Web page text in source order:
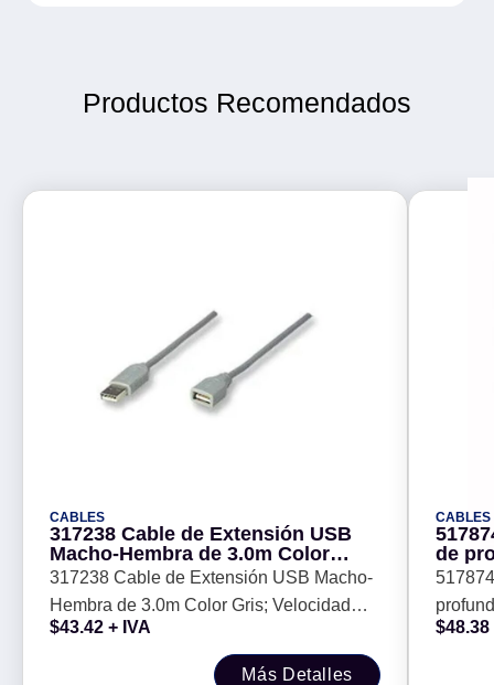
Productos Recomendados
CABLES
317238 Cable de Extensión USB
Macho-Hembra de 3.0m Color
Gris; Velocidad máxima de hasta
12 Mbps. -
317238 Cable de Extensión USB Macho-
Hembra de 3.0m Color Gris; Velocidad
máxima de hasta 12 Mbps. -
$43.42 + IVA
Más Detalles
CABLES
de
caja
$48.38